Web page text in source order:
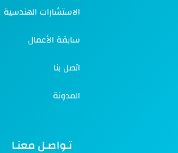
الاستشارات الهندسية
سابقة الأعمال
اتصل بنا
المدونة
تـواصـل معنـا